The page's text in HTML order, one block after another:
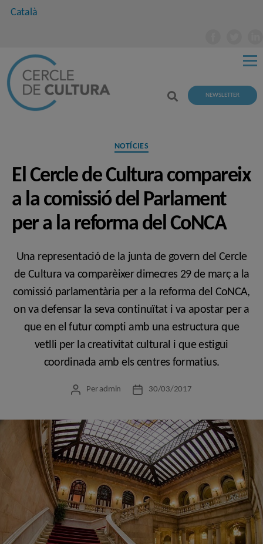
Català
NEWSLETTER
Categories
NOTÍCIES
El Cercle de Cultura compareix
a la comissió del Parlament
per a la reforma del CoNCA
Una representació de la junta de govern del Cercle
de Cultura va comparèixer dimecres 29 de març a la
comissió parlamentària per a la reforma del CoNCA,
on va defensar la seva continuïtat i va apostar per a
que en el futur compti amb una estructura que
vetlli per la creativitat cultural i que estigui
coordinada amb els centres formatius.
Autor
Per admin
Data30/03/2017